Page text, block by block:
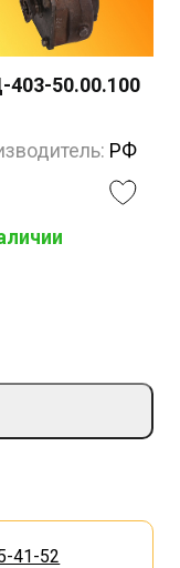
403-50.00.100
РФ
41-52